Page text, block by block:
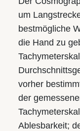
um
bestmögliche
die Hand zu
vorher
der
Ablesbarkeit;